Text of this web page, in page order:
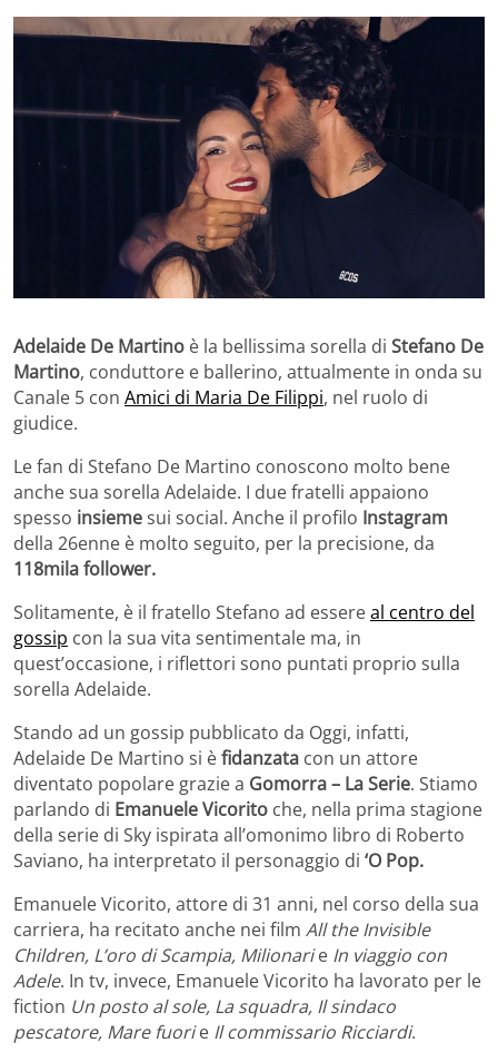
Adelaide De Martino è la bellissima sorella di Stefano De
Martino, conduttore e ballerino, attualmente in onda su
Canale 5 con Amici di Maria De Filippi, nel ruolo di
giudice.
Le fan di Stefano De Martino conoscono molto bene
anche sua sorella Adelaide. I due fratelli appaiono
spesso insiemesui social. Anche il profilo Instagram
della 26enne è molto seguito, per la precisione, da
118mila follower.
Solitamente, è il fratello Stefano ad essereal centro del
gossip con la sua vita sentimentale ma, in
quest’occasione, i riflettori sono puntati proprio sulla
sorella Adelaide.
Stando ad un gossip pubblicato da Oggi, infatti,
Adelaide De Martino si èfidanzata con un attore
diventato popolare grazie a Gomorra – La Serie. Stiamo
parlando di Emanuele Vicorito che, nella prima stagione
della serie di Sky ispirata all’omonimo libro di Roberto
Saviano, ha interpretato il personaggio di ‘O Pop.
Emanuele Vicorito, attore di 31 anni, nel corso della sua
carriera, ha recitato anche nei film All the Invisible
Children, L’oro di Scampia, Milionarie In viaggio con
Adele. In tv, invece, Emanuele Vicorito ha lavorato per le
fiction Un posto al sole, La squadra, Il sindaco
pescatore, Mare fuorie Il commissario Ricciardi.